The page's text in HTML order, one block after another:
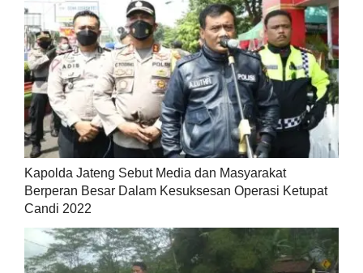
Kapolda Jateng Sebut Media dan Masyarakat
Berperan Besar Dalam Kesuksesan Operasi Ketupat
Candi 2022